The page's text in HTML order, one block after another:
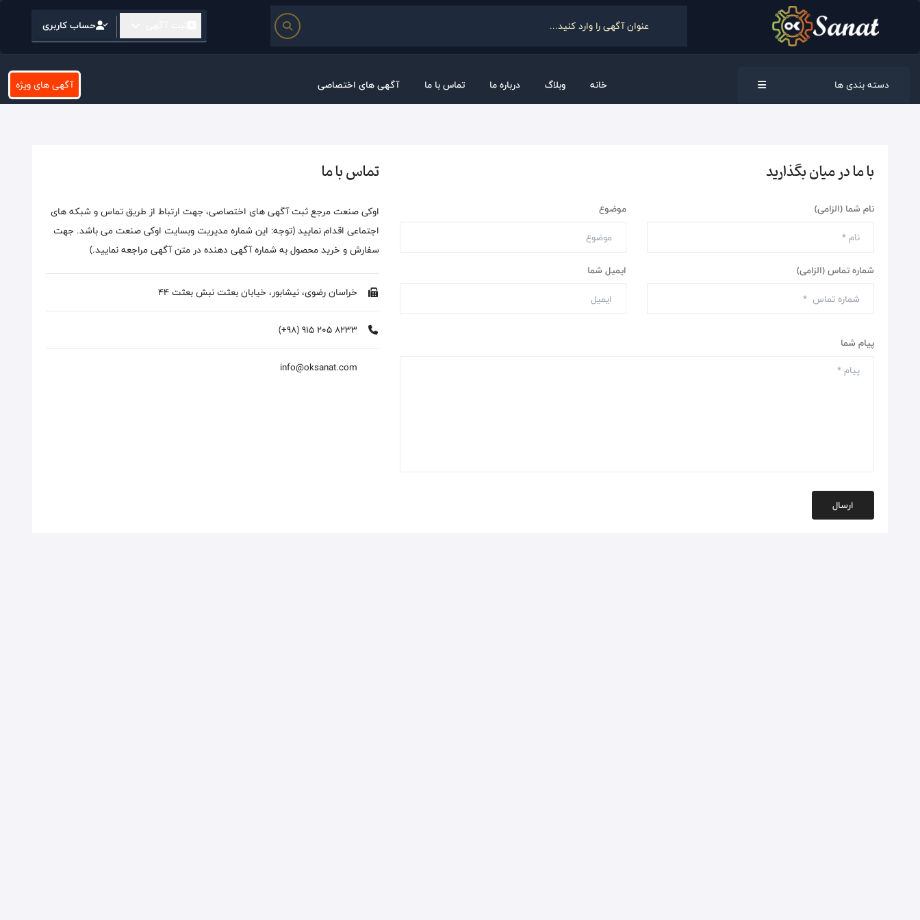
حساب کاربری
دسته بندی ها خانه وبلاگ درباره ما تماس با ما آگهی های اختصاصی آگهی های ویژه
با ما در میان بگذارید
نام شما (الزامی) موضوع
شماره تماس (الزامی) ایمیل شما
پیام شما
ارسال
تماس با ما
اوکی صنعت مرجع ثبت آگهی های اختصاصی، جهت ارتباط از طریق تماس و شبکه های
اجتماعی اقدام نمایید (توجه: این شماره مدیریت وبسایت اوکی صنعت می باشد. جهت
سفارش و خرید محصول به شماره آگهی دهنده در متن آگهی مراجعه نمایید.)
خراسان رضوی، نیشابور، خیابان بعثت نبش بعثت 44
(+98) 915 205 8233
info@oksanat.com